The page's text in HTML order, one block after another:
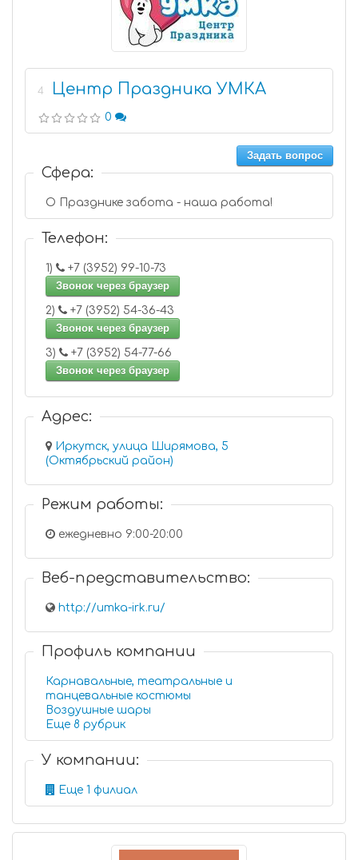
4 Центр Праздника УМКА
0
Задать вопрос
Сфера:
О Празднике забота - наша работа!
Телефон:
1)
+7 (3952) 99-10-73
Звонок через браузер
2)
+7 (3952) 54-36-43
Звонок через браузер
3)
+7 (3952) 54-77-66
Звонок через браузер
Адрес:
Иркутск, улица Ширямова, 5
(Октябрьский район)
Режим работы:
ежедневно 9:00-20:00
Веб-представительство:
http://umka-irk.ru/
Профиль компании
Карнавальные, театральные и
танцевальные костюмы
Воздушные шары
Еще 8 рубрик
У компании:
Еще 1 филиал